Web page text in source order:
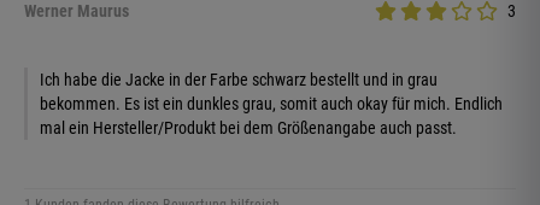
Werner Maurus 3
Ich habe die Jacke in der Farbe schwarz bestellt und in grau
bekommen. Es ist ein dunkles grau, somit auch okay für mich. Endlich
mal ein Hersteller/Produkt bei dem Größenangabe auch passt.